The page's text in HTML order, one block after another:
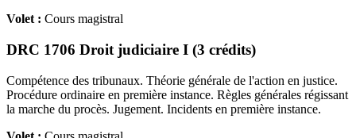
Volet : Cours magistral
DRC 1706 Droit judiciaire I (3 crédits)
Compétence des tribunaux. Théorie générale de l'action en justice.
Procédure ordinaire en première instance. Règles générales régissant
la marche du procès. Jugement. Incidents en première instance.